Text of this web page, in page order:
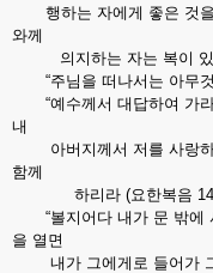
행하는 자에게 좋은 것을
와께
의지하는 자는 복이 있
“주님을 떠나서는 아무것
“예수께서 대답하여 가라
내
아버지께서 저를 사랑하
함께
하리라 (요한복음
“볼지어다 내가 문 밖에
을 열면
내가 그에게로 들어가 그